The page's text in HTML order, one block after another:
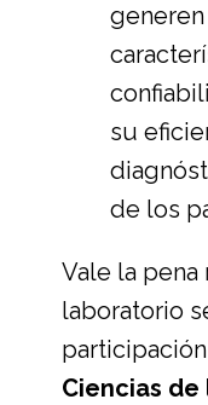
su
de los
Vale la
laboratorio
Ciencias de